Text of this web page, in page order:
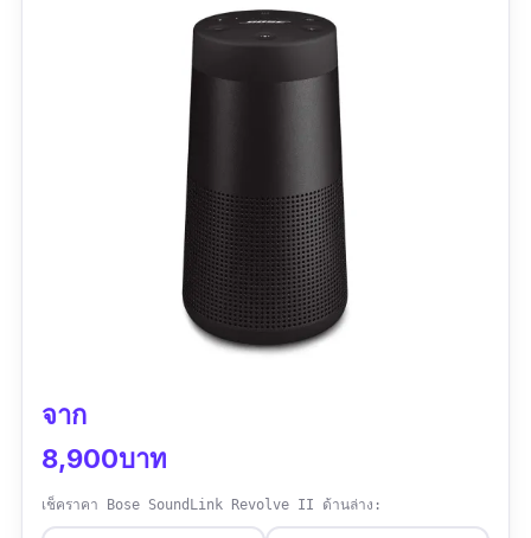
มาตรฐานการกันน้ำ :
ระยะเวลาการใช้งานต่อ
เวอร์ชั่น Bluetooth :
สินค้าตรงตามสั่ง การจัดส่งเร็วมาก สั่งกลาง
คืน ได้รับของตอนบ่ายอีกวัน ร้านนี้จัดส่งเร็วตามที่
เค้ารีวิวจริง สินค้าดีมีคุณภาพ เสียงนุ่ม ตามแบบ
ฉบับBose ขนาดดี วางในห้องสะดวก ไม่กินเนื้อที่
จาก
8,900บาท
เช็คราคา Bose SoundLink Revolve II ด้านล่าง: